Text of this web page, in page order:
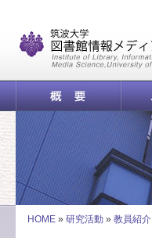
概要
HOME » 研究活動 » 教員紹介